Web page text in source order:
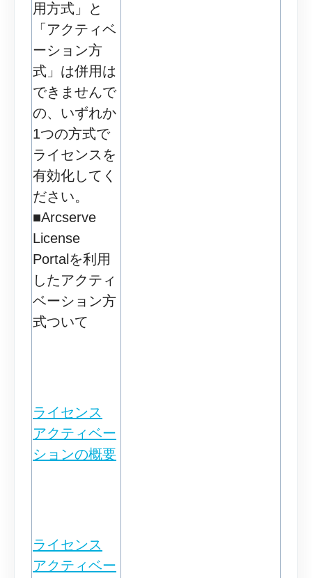
用方式」と
「アクティベ
ーション方
式」は併用は
できませんで
の、いずれか
1つの方式で
ライセンスを
有効化してく
ださい。
■Arcserve
License
Portalを利用
したアクティ
ベーション方
式ついて
ライセンス
アクティベー
ションの概要
ライセンス
アクティベー